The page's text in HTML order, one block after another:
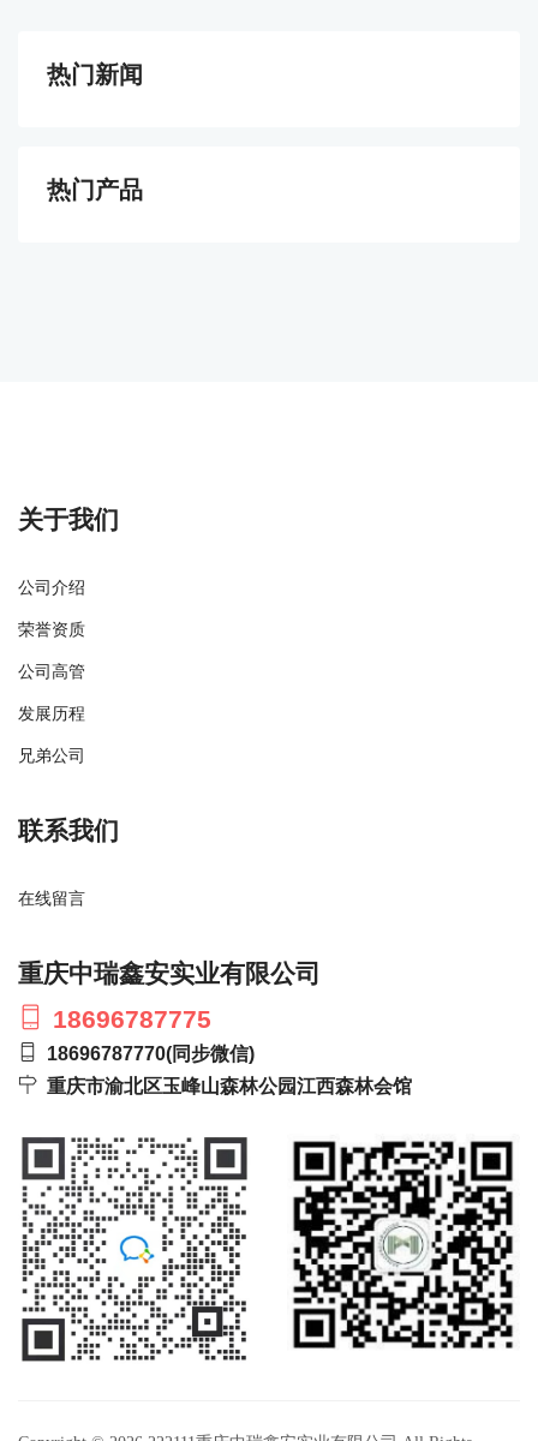
热门新闻
热门产品
关于我们
公司介绍
荣誉资质
公司高管
发展历程
兄弟公司
联系我们
在线留言
重庆中瑞鑫安实业有限公司
18696787775
18696787770(同步微信)
重庆市渝北区玉峰山森林公园江西森林会馆